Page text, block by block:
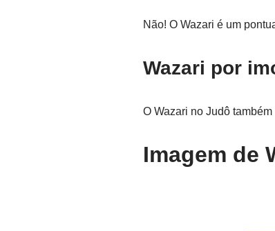
Não! O Wazari é um
Wazari por
O Wazari no Judô
Imagem de